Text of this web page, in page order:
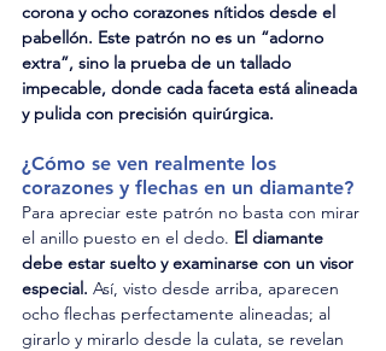
corona y ocho corazones nítidos desde el
pabellón. Este patrón no es un “adorno
extra”, sino la prueba de un tallado
impecable, donde cada faceta está alineada
y pulida con precisión quirúrgica.
¿Cómo se ven realmente los
corazones y flechas en un diamante?
Para apreciar este patrón no basta con mirar
el anillo puesto en el dedo. El diamante
debe estar suelto y examinarse con un visor
especial. Así, visto desde arriba, aparecen
ocho flechas perfectamente alineadas; al
girarlo y mirarlo desde la culata, se revelan